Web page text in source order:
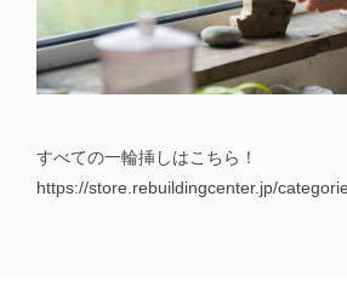
すべての一輪挿しはこちら！
https://store.rebuildingcenter.jp/